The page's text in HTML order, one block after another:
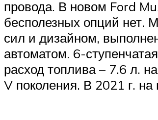
провода. В новом Ford
бесполезных опций нет.
сил и дизайном,
автоматом. 6-
расход топлива – 7.6 л.
V поколения. В 2021 г.